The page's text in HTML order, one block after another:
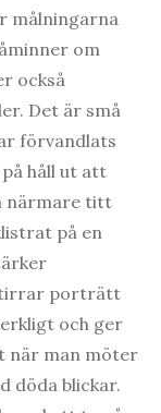
målningarna
om
också
Det är små
förvandlats
håll ut att
närmare titt
på en
porträtt
och ger
när man möter
döda blickar.